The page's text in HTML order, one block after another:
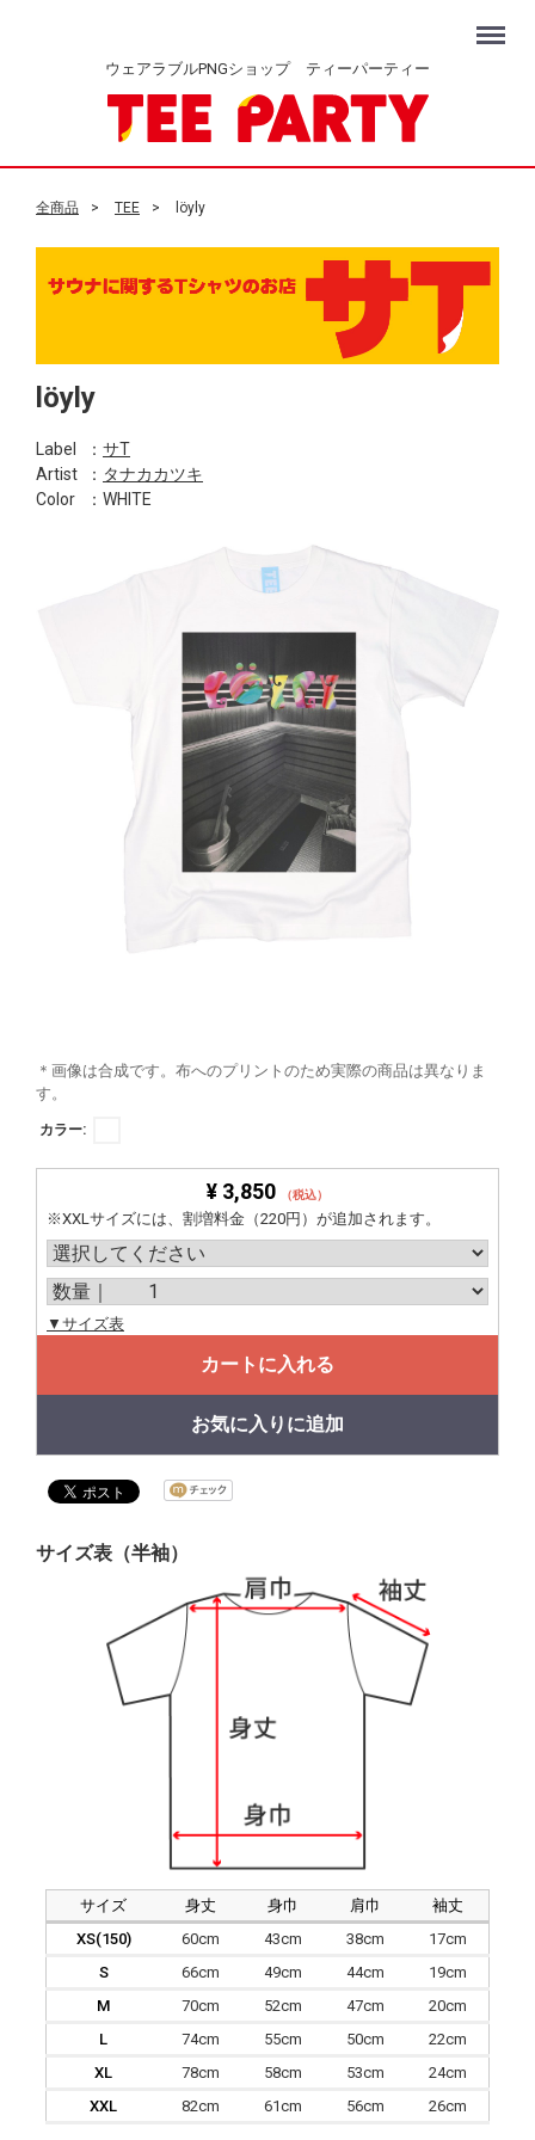
ウェアラブルPNGショップ ティーパーティー
Menu
全商品 TEE löyly
löyly
Label ： サT
Artist
： タナカカツキ
Color
：WHITE
＊画像は合成です。布へのプリントのため実際の商品は異なりま
す。
カラー:
¥ 3,850 （税込）
※XXLサイズには、割増料金（220円）が追加されます。
▼サイズ表
カートに入れる
お気に入りに追加
サイズ表（半袖）
サイズ 身丈 身巾 肩巾
袖丈
XS(150)
60cm 43cm 38cm
17cm
S
66cm 49cm 44cm
19cm
M
70cm 52cm 47cm
20cm
L
74cm 55cm 50cm
22cm
XL
78cm 58cm 53cm
24cm
XXL
82cm 61cm 56cm 26cm